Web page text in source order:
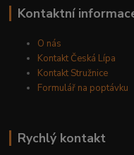
Kontaktní
O nás
Kontakt Česká Lípa
Kontakt Stružnice
Formulář na poptávku
Rychlý kontakt